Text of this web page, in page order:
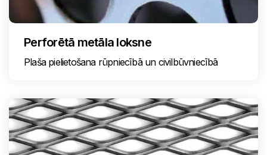
Perforētā metāla loksne
Plaša pielietošana rūpniecībā un civilbūvniecībā